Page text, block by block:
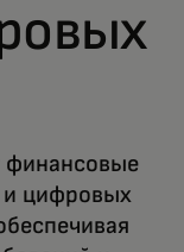
и цифровых